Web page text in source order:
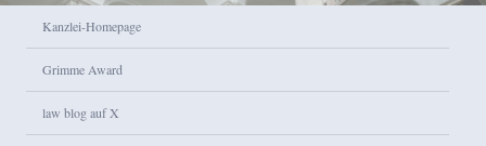
Zum Inhalt wechseln
Zum sekundären Inhalt wechseln
Kanzlei-Homepage
Grimme Award
law blog auf X